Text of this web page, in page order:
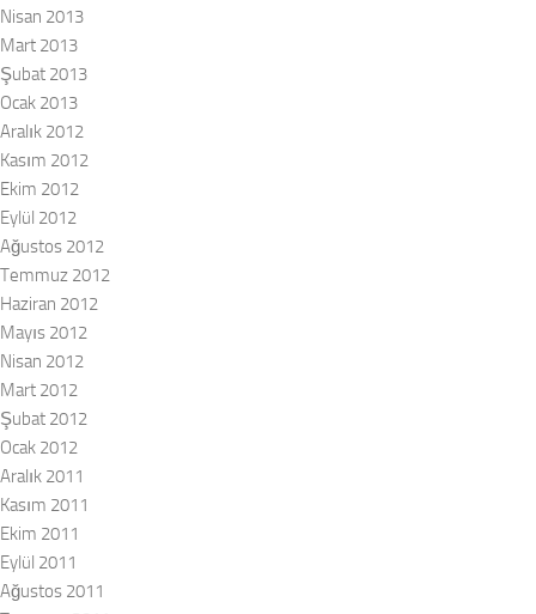
Nisan 2013
Mart 2013
Şubat 2013
Ocak 2013
Aralık 2012
Kasım 2012
Ekim 2012
Eylül 2012
Ağustos 2012
Temmuz 2012
Haziran 2012
Mayıs 2012
Nisan 2012
Mart 2012
Şubat 2012
Ocak 2012
Aralık 2011
Kasım 2011
Ekim 2011
Eylül 2011
Ağustos 2011